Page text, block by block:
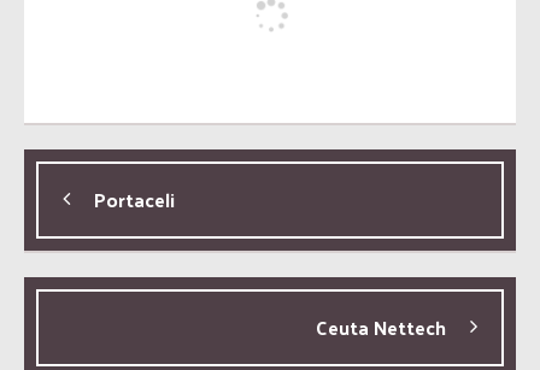
Portaceli
Ceuta Nettech